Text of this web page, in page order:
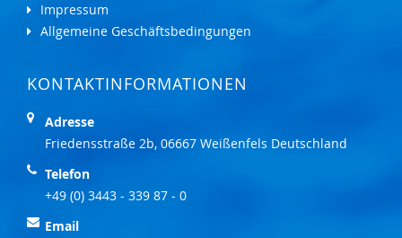
Impressum
Allgemeine Geschäftsbedingungen
KONTAKTINFORMATIONEN
Adresse
Friedensstraße 2b, 06667 Weißenfels Deutschland
Telefon
+49 (0) 3443 - 339 87 - 0
Email